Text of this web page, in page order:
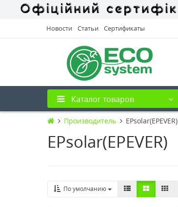
Новости Статьи Сертификаты
Каталог товаров
Производитель EPsolar(EPEVER)
EPsolar(EPEVER)
По умолчанию